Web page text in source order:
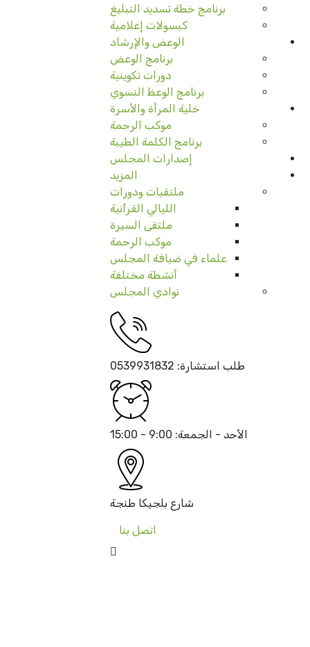
برنامج خطة تسديد التبليغ
كبسولات إعلامية
الوعض والإرشاد
برنامج الوعض
دورات تكوينية
برنامج الوعظ النسوي
خلية المرأة والأسرة
موكب الرحمة
برنامج الكلمة الطيبة
إصدارات المجلس
المزيد
ملتقيات ودورات
الليالي القرآنية
ملتقى السيرة
موكب الرحمة
علماء في ضيافة المجلس
أنشطة مختلفة
نوادي المجلس
طلب استشارة: 0539931832
الأحد - الجمعة: 9:00 - 15:00
شارع بلجيكا طنجة
اتصل بنا